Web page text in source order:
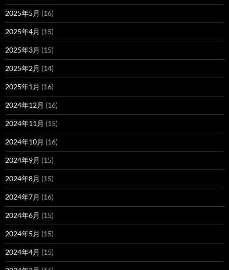
2025年5月 (16)
2025年4月 (15)
2025年3月 (15)
2025年2月 (14)
2025年1月 (16)
2024年12月 (16)
2024年11月 (15)
2024年10月 (16)
2024年9月 (15)
2024年8月 (15)
2024年7月 (16)
2024年6月 (15)
2024年5月 (15)
2024年4月 (15)